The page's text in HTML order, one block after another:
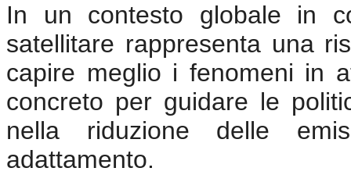
In un contesto globale in
satellitare rappresenta una
capire meglio i fenomeni in
concreto per guidare le
nella riduzione delle
adattamento.